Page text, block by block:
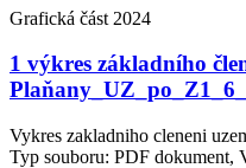
Grafická část 2024
1 výkres základního
Vykres zakladniho cleneni
Typ souboru: PDF dokument,